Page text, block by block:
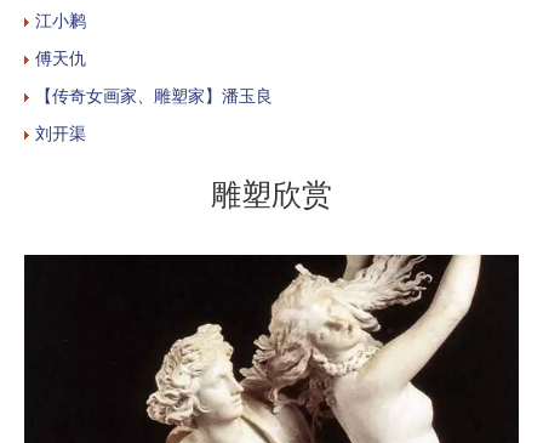
江小鹣
傅天仇
【传奇女画家、雕塑家】潘玉良
刘开渠
雕塑欣赏